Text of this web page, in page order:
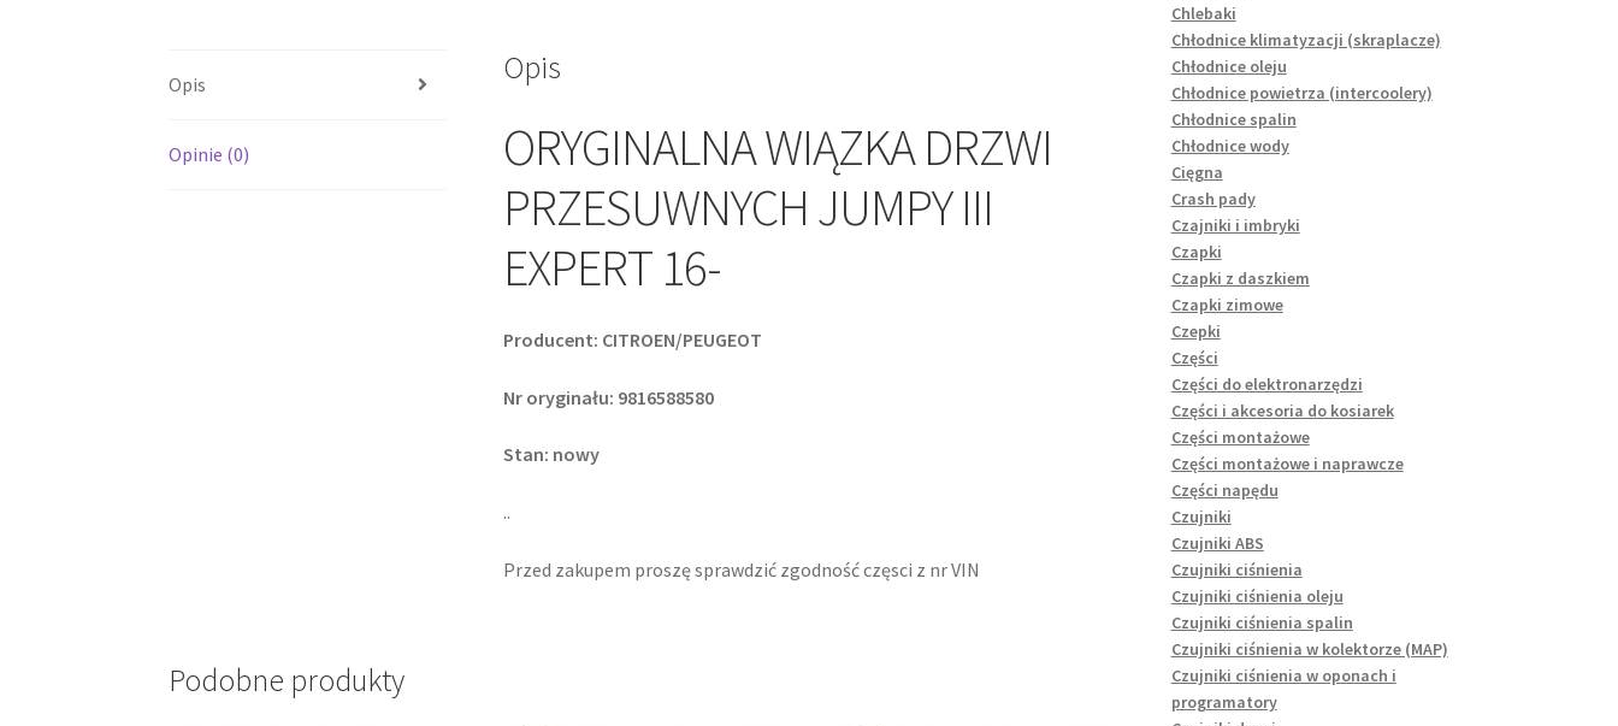
Opis
Opinie (0)
Opis
ORYGINALNA WIĄZKA DRZWI
PRZESUWNYCH JUMPY III
EXPERT 16-
Producent: CITROEN/PEUGEOT
Nr oryginału: 9816588580
Stan: nowy
..
Przed zakupem proszę sprawdzić zgodność częsci z nr VIN
Podobne produkty
Chlebaki
Chłodnice klimatyzacji (skraplacze)
Chłodnice oleju
Chłodnice powietrza (intercoolery)
Chłodnice spalin
Chłodnice wody
Cięgna
Crash pady
Czajniki i imbryki
Czapki
Czapki z daszkiem
Czapki zimowe
Czepki
Części
Części do elektronarzędzi
Części i akcesoria do kosiarek
Części montażowe
Części montażowe i naprawcze
Części napędu
Czujniki
Czujniki ABS
Czujniki ciśnienia
Czujniki ciśnienia oleju
Czujniki ciśnienia spalin
Czujniki ciśnienia w kolektorze (MAP)
Czujniki ciśnienia w oponach i
programatory